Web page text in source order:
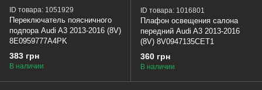
ID товара: 1051929
Переключатель поясничного
подпора Audi A3 2013-2016 (8V)
8E0959777A4PK
383 грн
В наличии
ID товара: 1016801
Плафон освещения салона
передний Audi A3 2013-2016
(8V) 8V0947135CET1
360 грн
В наличии